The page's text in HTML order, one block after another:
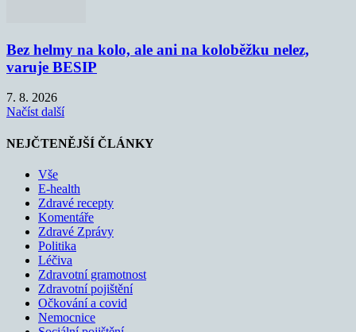
Bez helmy na kolo, ale ani na koloběžku nelez,
varuje BESIP
7. 8. 2026
Načíst další
NEJČTENĚJŠÍ ČLÁNKY
Vše
E-health
Zdravé recepty
Komentáře
Zdravé Zprávy
Politika
Léčiva
Zdravotní gramotnost
Zdravotní pojištění
Očkování a covid
Nemocnice